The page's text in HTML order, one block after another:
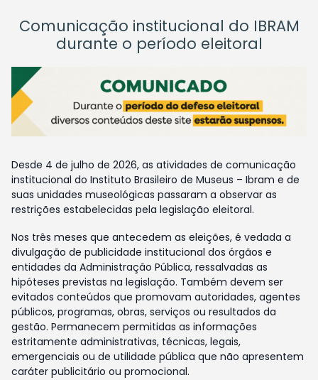
Comunicação institucional do IBRAM
durante o período eleitoral
Desde 4 de julho de 2026, as atividades de comunicação
institucional do Instituto Brasileiro de Museus – Ibram e de
suas unidades museológicas passaram a observar as
restrições estabelecidas pela legislação eleitoral.
Nos três meses que antecedem as eleições, é vedada a
divulgação de publicidade institucional dos órgãos e
entidades da Administração Pública, ressalvadas as
hipóteses previstas na legislação. Também devem ser
evitados conteúdos que promovam autoridades, agentes
públicos, programas, obras, serviços ou resultados da
gestão. Permanecem permitidas as informações
estritamente administrativas, técnicas, legais,
emergenciais ou de utilidade pública que não apresentem
caráter publicitário ou promocional.